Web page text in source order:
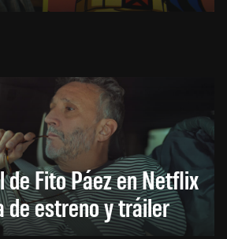
de Fito Páez en Netflix
de estreno y tráiler